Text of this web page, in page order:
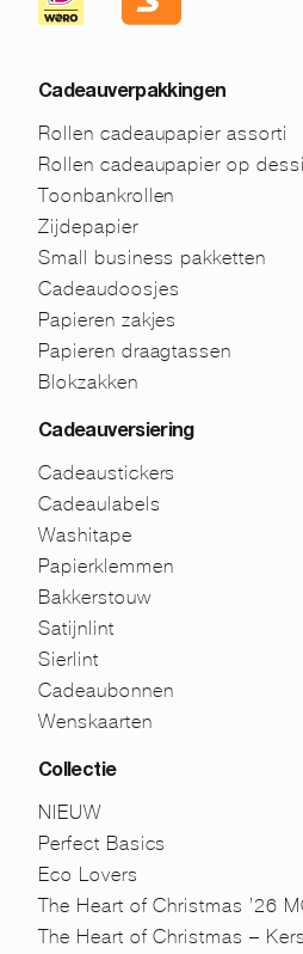
Cadeauverpakkingen
Rollen cadeaupapier assorti
Rollen cadeaupapier op
Toonbankrollen
Zijdepapier
Small business pakketten
Cadeaudoosjes
Papieren zakjes
Papieren draagtassen
Blokzakken
Cadeauversiering
Cadeaustickers
Cadeaulabels
Washitape
Papierklemmen
Bakkerstouw
Satijnlint
Sierlint
Cadeaubonnen
Wenskaarten
Collectie
NIEUW
Perfect Basics
Eco Lovers
The Heart of Christmas ’26
The Heart of Christmas –